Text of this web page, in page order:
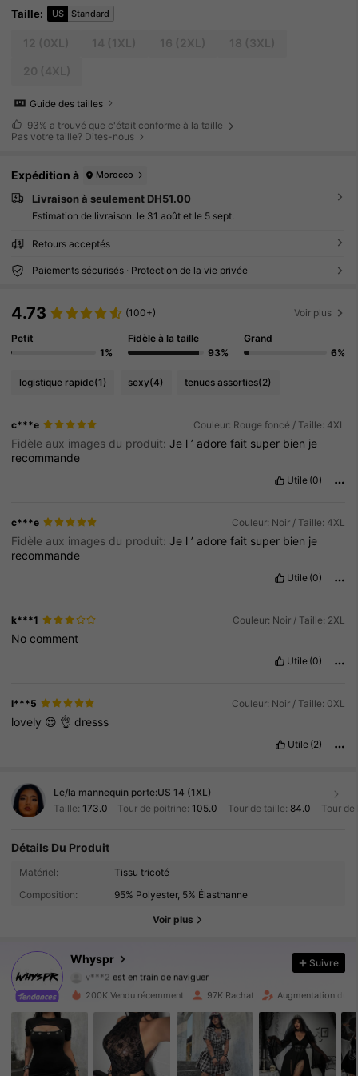
Taille: US Standard
Guide des tailles
93% a trouvé que c'était conforme à la taille
Pas votre taille? Dites-nous
Expédition à Morocco
Livraison à seulement DH51.00
Estimation de livraison: le 31 août et le 5 sept.
Retours acceptés
Paiements sécurisés · Protection de la vie privée
4.73 (100+) Voir plus
Petit
1%
Fidèle à la taille
93%
Grand
6%
logistique rapide(1) sexy(4) tenues assorties(2)
c***e Couleur: Rouge foncé / Taille: 4XL
Fidèle aux images du produit:Je l’ adorefait super bien je
recommande
Utile (0)
c***e Couleur: Noir / Taille: 4XL
Fidèle aux images du produit:Je l’ adorefait super bien je
recommande
Utile (0)
k***1 Couleur: Noir / Taille: 2XL
Nocomment
Utile (0)
l***5 Couleur: Noir / Taille: 0XL
lovely 😍 👌dresss
Utile (2)
Le/la mannequin porte:US 14 (1XL)
Taille: 173.0 Tour de poitrine: 105.0 Tour de taille: 84.0 Tour
Détails Du Produit
Matériel:
Tissu tricoté
Composition:
95% Polyester, 5% Élasthanne
Voir plus
Whyspr
148K Suiveurs
148K Suiveurs
v***2est en train de naviguer
4.80
148K Suiveurs
4.80 148K Suiveurs
4.80 148K Suiveurs
Suivre
200K Vendu récemment 97K Rachat Augmentation du